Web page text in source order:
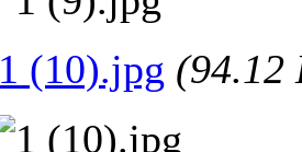
1 (10).jpg (94.12